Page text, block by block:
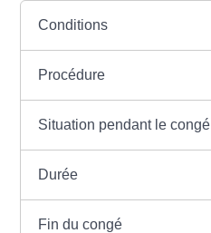
Conditions
Procédure
Situation pendant le congé
Durée
Fin du congé